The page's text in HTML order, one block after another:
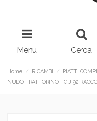
Menu Cerca
Home RICAMBI PIATTI
NUDO TRATTORINO TC J 92